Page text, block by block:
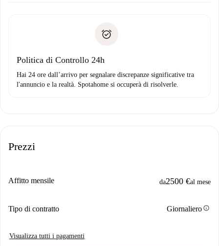
Domiciliazione del pagamento
solo se non segnali problemi.
Politica di Controllo 24h
Hai 24 ore dall’arrivo per segnalare discrepanze significative tra
l'annuncio e la realtà. Spotahome si occuperà di risolverle.
Prezzi
Affitto mensile da2500 €al mese
Tipo di contratto Giornalieroinfo
Visualizza tutti i pagamenti